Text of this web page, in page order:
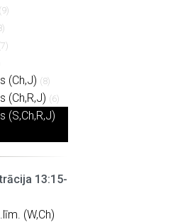
(9)
(Ch,J) (8)
(Ch,R,J) (6)
(S,Ch,R,J)
13:15-
(W,Ch)